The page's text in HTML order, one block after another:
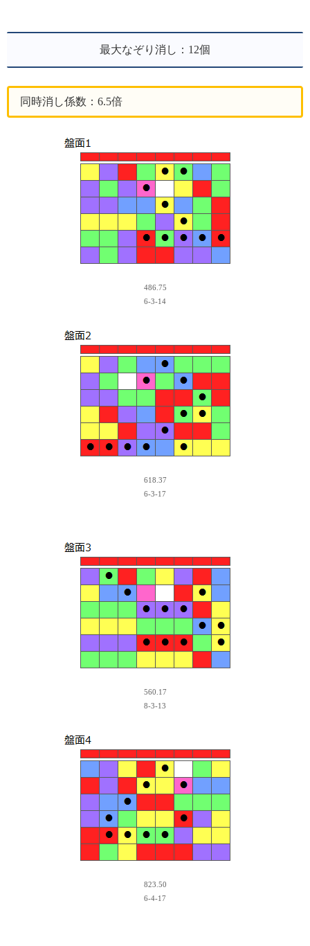
最大なぞり消し：12個
同時消し係数：6.5倍
486.75
6-3-14
618.37
6-3-17
560.17
8-3-13
823.50
6-4-17